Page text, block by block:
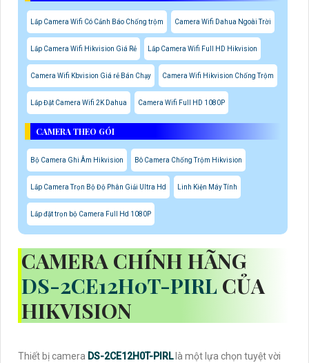
Lắp Camera Wifi Có Cảnh Báo Chống trộm Camera Wifi Dahua Ngoài Trời
Lắp Camera Wifi Hikvision Giá Rẻ Lắp Camera Wifi Full HD Hikvision
Camera Wifi Kbvision Giá rẻ Bán Chạy Camera Wifi Hikvision Chống Trộm
Lắp Đặt Camera Wifi 2K Dahua Camera Wifi Full HD 1080P
CAMERA THEO GÓI
Bộ Camera Ghi Âm Hikvision Bô Camera Chống Trộm Hikvision
Lắp Camera Trọn Bộ Độ Phân Giải Ultra Hd Linh Kiện Máy Tính
Lắp đặt trọn bộ Camera Full Hd 1080P
CAMERA CHÍNH HÃNG
DS-2CE12H0T-PIRL CỦA
HIKVISION
Thiết bị camera DS-2CE12H0T-PIRL là một lựa chọn tuyệt vời